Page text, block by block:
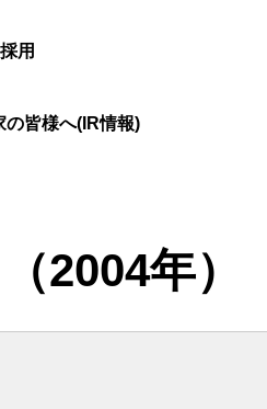
用
の皆様へ(IR情報)
（2004年）